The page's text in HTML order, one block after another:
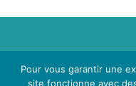
Propriété de
Mentions Légaleset
Pour vous garantir une
site fonctionne avec